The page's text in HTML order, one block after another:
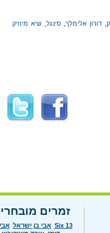
דורון אלימלך סינגל שיא מיוזיק
זמרים
Six 13 אבי בן ישראל